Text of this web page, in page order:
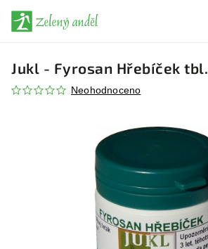
Jukl - Fyrosan Hřebíček tbl.
Neohodnoceno